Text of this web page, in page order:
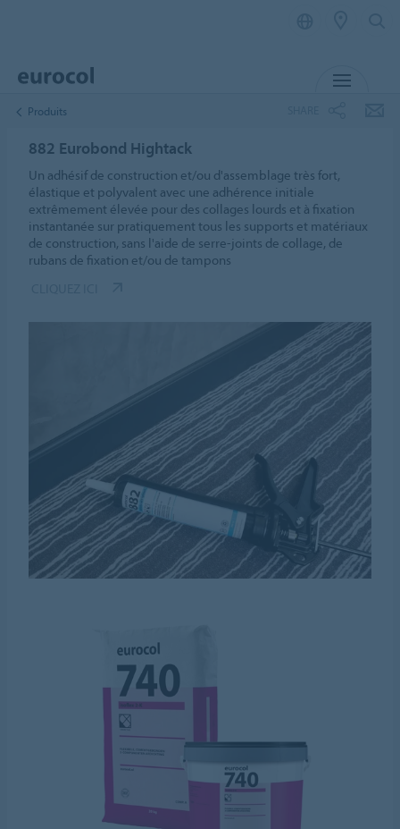
Produits
882 Eurobond Hightack
Un adhésif de construction et/ou d'assemblage très fort,
élastique et polyvalent avec une adhérence initiale
extrêmement élevée pour des collages lourds et à fixation
instantanée sur pratiquement tous les supports et matériaux
de construction, sans l'aide de serre-joints de collage, de
rubans de fixation et/ou de tampons